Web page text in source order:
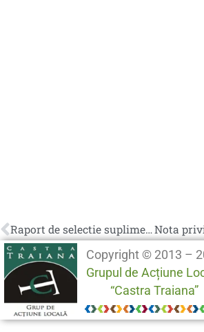
Raport de selectie suplimentar M4/6A “Sprijin forfetar pentru investitorii de pe teritoriul GRUPULUI DE ACȚIUNE LOCALĂ în VEDEREA ÎNFIINȚĂRII DE ACTIVITĂȚI NON-AGRICOLE” sesiunea 2.
Copyright © 2013 –
Grupul de Acțiune
“Castra Traiana”